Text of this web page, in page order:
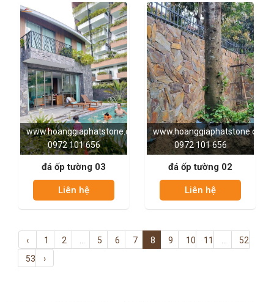
www.hoanggiaphatstone.com
0972 101 656
đá ốp tường 03
Liên hệ
www.hoanggiaphatstone.com
0972 101 656
đá ốp tường 02
Liên hệ
‹ 1 2 5 6 7 8 9 10 11
52
53
›